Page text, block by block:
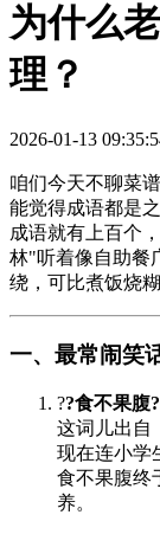
为什么
理？
2026-01-13
咱们今天不聊菜
能觉得成语都是
成语就有上百个
林"听着像自助餐
绕，可比煮饭烧
一、最常闹笑
??食不果腹?
这词儿出自
现在连小学
食不果腹终
养。